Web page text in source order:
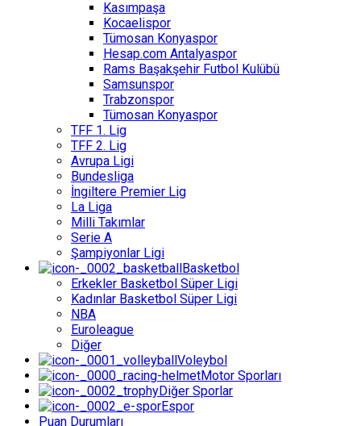
Kasımpaşa
Kocaelispor
Tümosan Konyaspor
Hesap.com Antalyaspor
Rams Başakşehir Futbol Kulübü
Samsunspor
Trabzonspor
Tümosan Konyaspor
TFF 1. Lig
TFF 2. Lig
Avrupa Ligi
Bundesliga
İngiltere Premier Lig
La Liga
Milli Takımlar
Serie A
Şampiyonlar Ligi
Basketbol
Erkekler Basketbol Süper Ligi
Kadınlar Basketbol Süper Ligi
NBA
Euroleague
Diğer
Voleybol
Motor Sporları
Diğer Sporlar
Espor
Puan Durumları